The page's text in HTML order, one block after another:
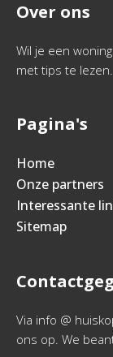
Over ons
Wil je een
met tips te lezen.
Pagina's
Home
Onze partners
Interessante
Sitemap
Via info @
ons op. We